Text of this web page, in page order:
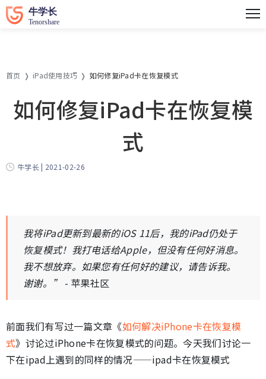
首页 iPad使用技巧 如何修复iPad卡在恢复模式
如何修复iPad卡在恢复模
式
牛学长 | 2021-02-26
我将iPad更新到最新的iOS 11后，我的iPad仍处于
恢复模式！我打电话给Apple，但没有任何好消息。
我不想放弃。如果您有任何好的建议，请告诉我。
谢谢。” - 苹果社区
前面我们有写过一篇文章《如何解决iPhone卡在恢复模
式》讨论过iPhone卡在恢复模式的问题。今天我们讨论一
下在ipad上遇到的同样的情况——ipad卡在恢复模式